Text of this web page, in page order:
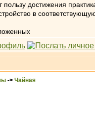
пользу достижения
в
-> Чайная